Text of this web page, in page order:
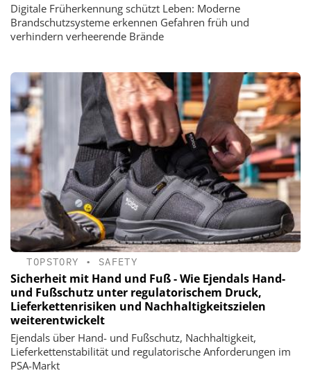
Digitale Früherkennung schützt Leben: Moderne
Brandschutzsysteme erkennen Gefahren früh und
verhindern verheerende Brände
TOPSTORY • SAFETY
Sicherheit mit Hand und Fuß - Wie Ejendals Hand-
und Fußschutz unter regulatorischem Druck,
Lieferkettenrisiken und Nachhaltigkeitszielen
weiterentwickelt
Ejendals über Hand- und Fußschutz, Nachhaltigkeit,
Lieferkettenstabilität und regulatorische Anforderungen im
PSA-Markt